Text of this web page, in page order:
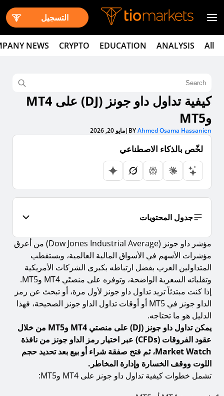
التسجيل
All
ANALYSIS
EDUCATION
CRYPTO
NEWS
كيفية تداول داو جونز (DJ) على MT4
وMT5
BYAhmed Osama Hassanien
|مايو 20, 2026
لخّص بالذكاء الاصطناعي
جدول المحتويات
ما ستتعلمه في هذا المقال
ما هو مؤشر داو جونز؟
كيفية تداول داو جونز على MT4 وMT5: البداية
1. الخطوة الأولى: تسجيل حسابك
الخطوة الثانية: إنشاء حساب تداول
3. الخطوة الثالثة: تحميل المنصة
4.
الخطوة الرابعة: تمويل حسابك
5. الخطوة الخامسة: تحويل الأموال إلى المنصة
الخطوة السادسة: تسجيل الدخول إلى MT4 أو MT5
مؤشر داو جونز (Dow Jones Industrial Average) من أعرق
مؤشرات الأسهم في الأسواق المالية العالمية، ويستقطب
المتداولين العرب بفضل ارتباطه بكبرى الشركات الأمريكية
وتقلباته السعرية الواضحة، وتوفره على منصتَي MT4 وMT5.
إذا كنت مبتدئاً تريد تداول داو جونز لأول مرة، أو تبحث عن رمز
الداو جونز في MT5 أو أوقات تداول الداو جونز الصحيحة، فهذا
الدليل هو ما تحتاجه.
يمكن تداول داو جونز (DJ) على منصتي MT4 وMT5 من خلال
عقود الفروقات (CFDs) عبر اختيار رمز الداو جونز من نافذة
Market Watch، ثم فتح صفقة شراء أو بيع بعد تحديد حجم
اللوت ووقف الخسارة وإدارة المخاطر.
تشمل خطوات كيفية تداول داو جونز على MT4 وMT5: